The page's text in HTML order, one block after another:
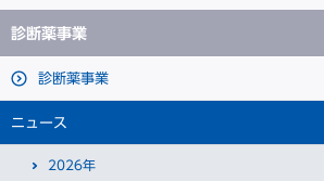
診断薬事業
診断薬事業
ニュース
2026年